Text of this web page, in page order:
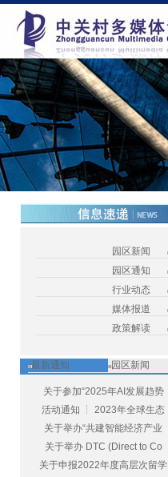
园区新闻
园区通知
行业动态
媒体报道
政策解读
最新通知 园区新闻
关于参加“2025年AI发展趋势
活动通知 ┆ 2023年全球生态
关于举办“共建智能经济产业
关于举办 DTC (Direct to Co
关于申报2022年度高层次留学